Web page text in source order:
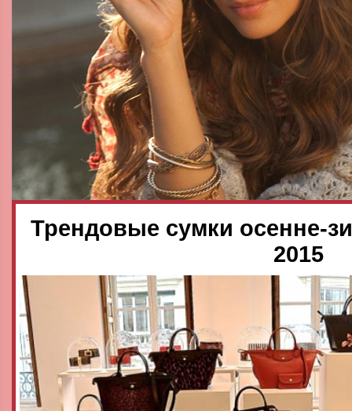
Трендовые сумки осенне-
2015